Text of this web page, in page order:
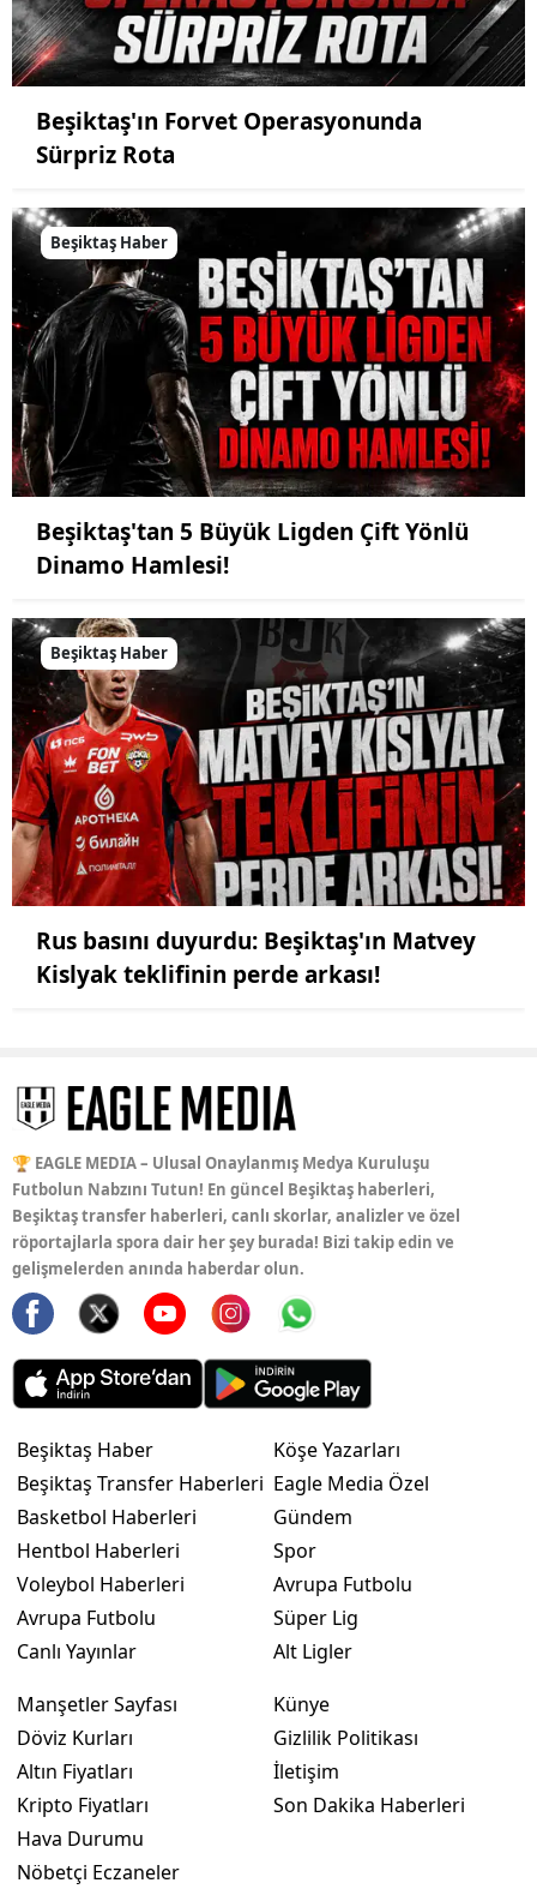
Beşiktaş'ın Forvet Operasyonunda
Sürpriz Rota
Beşiktaş Haber
Beşiktaş'tan 5 Büyük Ligden Çift Yönlü
Dinamo Hamlesi!
Beşiktaş Haber
Rus basını duyurdu: Beşiktaş'ın Matvey
Kislyak teklifinin perde arkası!
🏆 EAGLE MEDIA – Ulusal Onaylanmış Medya Kuruluşu
Futbolun Nabzını Tutun! En güncel Beşiktaş haberleri,
Beşiktaş transfer haberleri, canlı skorlar, analizler ve özel
röportajlarla spora dair her şey burada! Bizi takip edin ve
gelişmelerden anında haberdar olun.
Beşiktaş Haber
Beşiktaş Transfer Haberleri
Basketbol Haberleri
Hentbol Haberleri
Voleybol Haberleri
Avrupa Futbolu
Canlı Yayınlar
Köşe Yazarları
Eagle Media Özel
Gündem
Spor
Avrupa Futbolu
Süper Lig
Alt Ligler
Manşetler Sayfası
Döviz Kurları
Altın Fiyatları
Kripto Fiyatları
Hava Durumu
Nöbetçi Eczaneler
Künye
Gizlilik Politikası
İletişim
Son Dakika Haberleri